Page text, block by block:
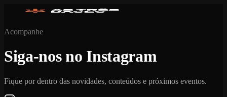
Acompanhe
Siga-nos no Instagram
Fique por dentro das novidades, conteúdos e próximos eventos.